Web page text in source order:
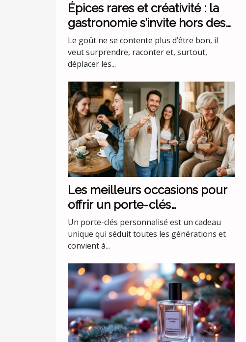
Épices rares et créativité : la
gastronomie s’invite hors des
codes
Le goût ne se contente plus d’être bon, il
veut surprendre, raconter et, surtout,
déplacer les...
Les meilleurs occasions pour
offrir un porte-clés
personnalisé
Un porte-clés personnalisé est un cadeau
unique qui séduit toutes les générations et
convient à...